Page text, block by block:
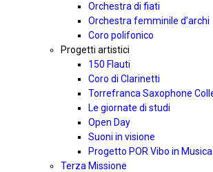
Orchestra di fiati
Orchestra femminile d’archi
Coro polifonico
Progetti artistici
150 Flauti
Coro di Clarinetti
Torrefranca Saxophone
Le giornate di studi
Open Day
Suoni in visione
Progetto POR Vibo in Musica
Terza Missione